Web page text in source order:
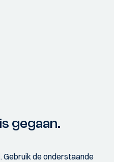
gegaan.
de onderstaande